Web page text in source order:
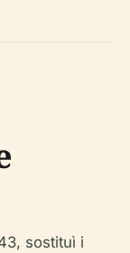
sostituì i